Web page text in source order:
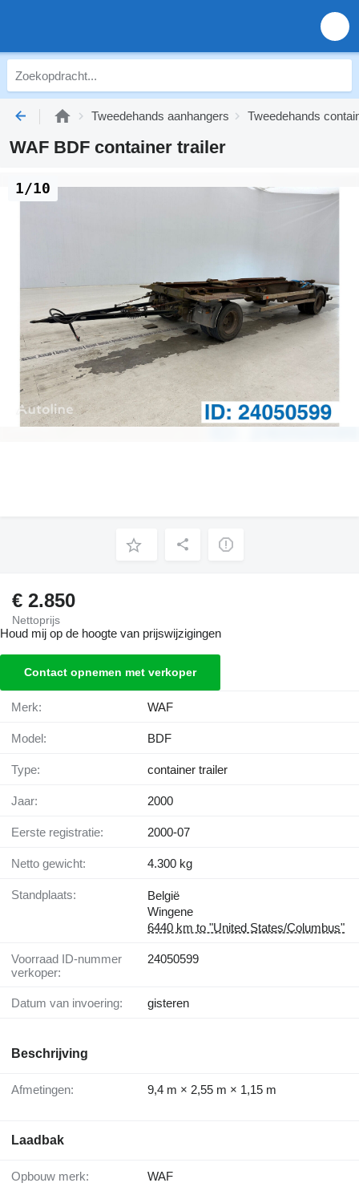
Tweedehands aanhangers Tweedehands
WAF BDF container trailer
1/10
€ 2.850
Nettoprijs
Houd mij op de hoogte van prijswijzigingen
Contact opnemen met verkoper
Merk: WAF
Model: BDF
Type: container trailer
Jaar: 2000
Eerste registratie: 2000-07
Netto gewicht: 4.300 kg
Standplaats:
België
Wingene
6440 km to "United States/Columbus"
Voorraad ID-nummer
verkoper:
24050599
Datum van invoering: gisteren
Beschrijving
Afmetingen: 9,4 m × 2,55 m × 1,15 m
Laadbak
Opbouw merk: WAF